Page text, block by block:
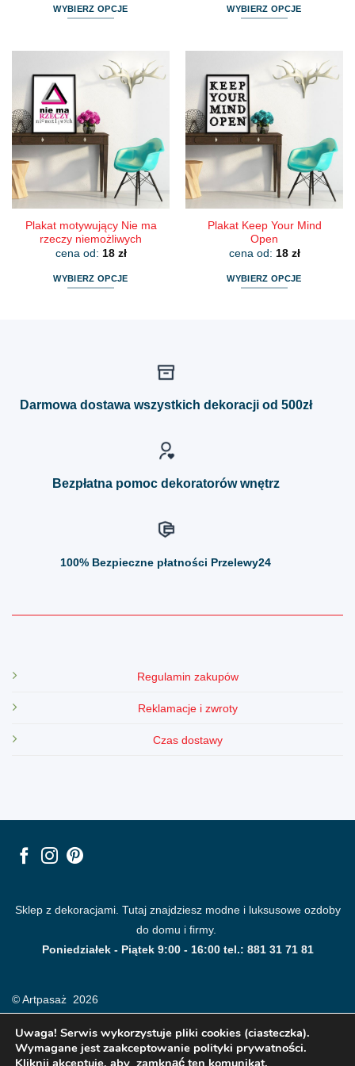
WYBIERZ OPCJE
wiele
wariantów.
Opcje
można
wybrać
na
stronie
produktu
WYBIERZ OPCJE
wiele
wariantów.
Opcje
można
wybrać
na
stronie
produktu
Plakat motywujący Nie ma
rzeczy niemożliwych
cena od: 18 zł
WYBIERZ OPCJE
Plakat Keep Your Mind
Open
cena od: 18 zł
WYBIERZ OPCJE
Darmowa dostawa wszystkich dekoracji od 500zł
Bezpłatna pomoc dekoratorów wnętrz
100% Bezpieczne płatności Przelewy24
Regulamin zakupów
Reklamacje i zwroty
Czas dostawy
Sklep z dekoracjami. Tutaj znajdziesz modne i luksusowe ozdoby
do domu i firmy.
Poniedziałek - Piątek 9:00 - 16:00 tel.: 881 31 71 81
© Artpasaż 2026
Uwaga! Serwis wykorzystuje pliki cookies (ciasteczka).
Wymagane jest zaakceptowanie polityki prywatności.
Kliknij akceptuje, aby zamknąć ten komunikat.